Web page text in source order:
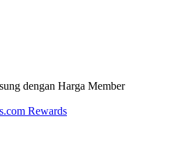
dengan Harga Member
Rewards